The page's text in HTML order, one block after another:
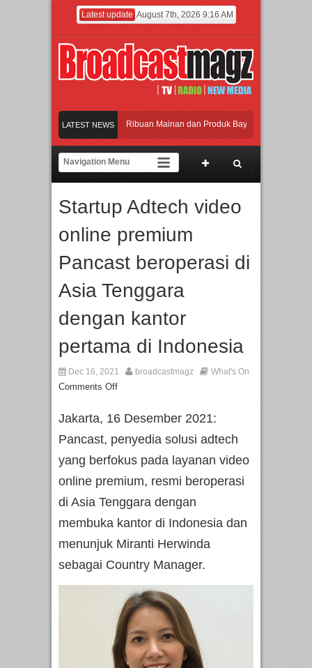
Latest update August 7th, 2026 9:16 AM
LATEST NEWS
Jakarta dengan Ribuan Mainan dan Produk Bayi dari Seluruh Dunia,
Gerbang Inovasi dan Peluang Bisnis Industri Gifts dan Housewares Asia
Perpaduan Warisan Dan Semangat Lokal, BIRKENSTOCK INDONESIA
Jakarta dengan Ribuan Mainan dan Produk Bayi dari Seluruh Dunia,
Startup Adtech video
online premium
Pancast beroperasi di
Asia Tenggara
dengan kantor
pertama di Indonesia
Dec 16, 2021 broadcastmagz What's On
Comments Off
Jakarta, 16 Desember 2021:
Pancast, penyedia solusi adtech
yang berfokus pada layanan video
online premium, resmi beroperasi
di Asia Tenggara dengan
membuka kantor di Indonesia dan
menunjuk Miranti Herwinda
sebagai Country Manager.